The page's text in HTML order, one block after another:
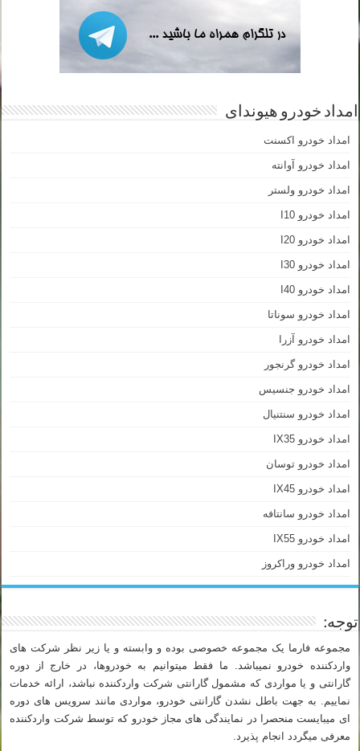
امداد خودرو هیوندای
امداد خودرو اکسنت
امداد خودرو آوانته
امداد خودرو ولستر
امداد خودرو I10
امداد خودرو I20
امداد خودرو I30
امداد خودرو I40
امداد خودرو سوناتا
امداد خودرو آزرا
امداد خودرو گرنجور
امداد خودرو جنسیس
امداد خودرو سنتنیال
امداد خودرو IX35
امداد خودرو توسان
امداد خودرو IX45
امداد خودرو سانتافه
امداد خودرو IX55
امداد خودرو وراکروز
توجه:
مجموعه فارما یک مجموعه خصوصی بوده و وابسته و یا زیر نظر شرکت های
واردکننده خودرو نمیباشد. ما فقط میتوانیم به خودروها، در خارج از دوره
گارانتی و یا مواردی که مشمول گارانتی شرکت واردکننده نباشد، ارائه خدمات
نماییم. به جهت باطل نشدن گارانتی خودرو، مواردی مانند سرویس های دوره
ای میبایست منحصرا در نمایندگی های مجاز خودرو که توسط شرکت واردکننده
معرفی میگردد انجام پذیرد.